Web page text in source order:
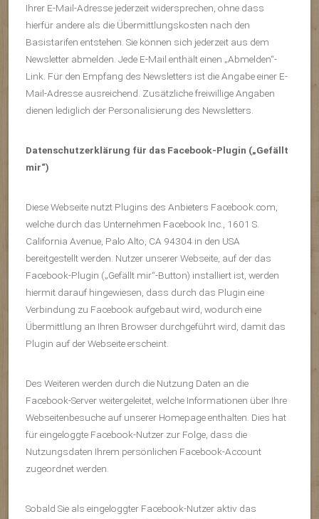
Ihrer E-Mail-Adresse jederzeit widersprechen, ohne dass
hierfür andere als die Übermittlungskosten nach den
Basistarifen entstehen. Sie können sich jederzeit aus dem
Newsletter abmelden. Jede E-Mail enthält einen „Abmelden“-
Link. Für den Empfang des Newsletters ist die Angabe einer E-
Mail-Adresse ausreichend. Zusätzliche freiwillige Angaben
dienen lediglich der Personalisierung des Newsletters.
Datenschutzerklärung für das Facebook-Plugin („Gefällt
mir“)
Diese Webseite nutzt Plugins des Anbieters Facebook.com,
welche durch das Unternehmen Facebook Inc., 1601 S.
California Avenue, Palo Alto, CA 94304 in den USA
bereitgestellt werden. Nutzer unserer Webseite, auf der das
Facebook-Plugin („Gefällt mir“-Button) installiert ist, werden
hiermit darauf hingewiesen, dass durch das Plugin eine
Verbindung zu Facebook aufgebaut wird, wodurch eine
Übermittlung an Ihren Browser durchgeführt wird, damit das
Plugin auf der Webseite erscheint.
Des Weiteren werden durch die Nutzung Daten an die
Facebook-Server weitergeleitet, welche Informationen über Ihre
Webseitenbesuche auf unserer Homepage enthalten. Dies hat
für eingeloggte Facebook-Nutzer zur Folge, dass die
Nutzungsdaten Ihrem persönlichen Facebook-Account
zugeordnet werden.
Sobald Sie als eingeloggter Facebook-Nutzer aktiv das